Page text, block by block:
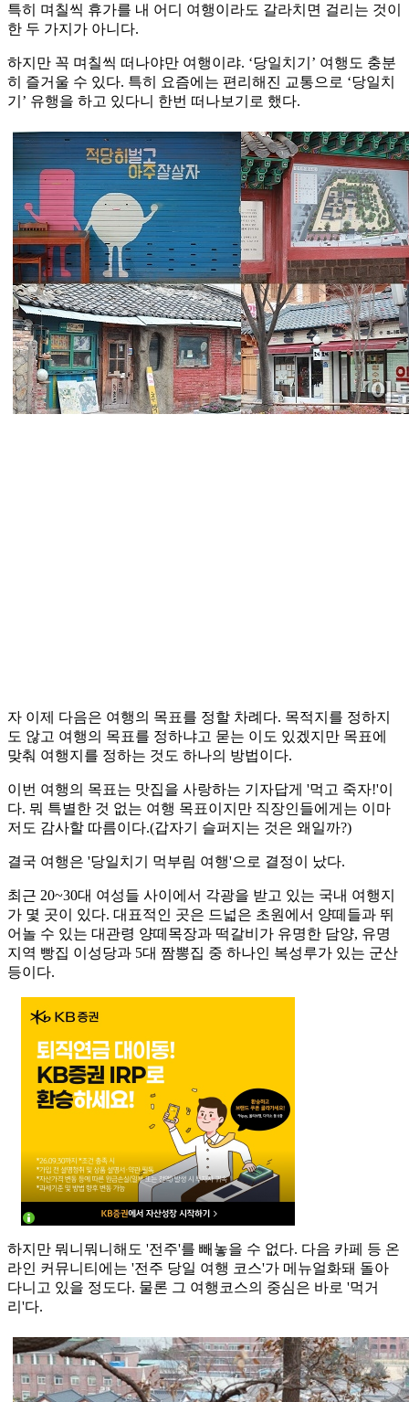
특히 며칠씩 휴가를 내 어디 여행이라도 갈라치면 걸리는 것이
한 두 가지가 아니다.
하지만 꼭 며칠씩 떠나야만 여행이랴. ‘당일치기’ 여행도 충분
히 즐거울 수 있다. 특히 요즘에는 편리해진 교통으로 ‘당일치
기’ 유행을 하고 있다니 한번 떠나보기로 했다.
자 이제 다음은 여행의 목표를 정할 차례다. 목적지를 정하지
도 않고 여행의 목표를 정하냐고 묻는 이도 있겠지만 목표에
맞춰 여행지를 정하는 것도 하나의 방법이다.
이번 여행의 목표는 맛집을 사랑하는 기자답게 '먹고 죽자!'이
다. 뭐 특별한 것 없는 여행 목표이지만 직장인들에게는 이마
저도 감사할 따름이다.(갑자기 슬퍼지는 것은 왜일까?)
결국 여행은 '당일치기 먹부림 여행'으로 결정이 났다.
최근 20~30대 여성들 사이에서 각광을 받고 있는 국내 여행지
가 몇 곳이 있다. 대표적인 곳은 드넓은 초원에서 양떼들과 뛰
어놀 수 있는 대관령 양떼목장과 떡갈비가 유명한 담양, 유명
지역 빵집 이성당과 5대 짬뽕집 중 하나인 복성루가 있는 군산
등이다.
하지만 뭐니뭐니해도 '전주'를 빼놓을 수 없다. 다음 카페 등 온
라인 커뮤니티에는 '전주 당일 여행 코스'가 메뉴얼화돼 돌아
다니고 있을 정도다. 물론 그 여행코스의 중심은 바로 '먹거
리'다.